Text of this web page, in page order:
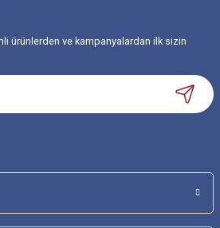
ürünlerden ve kampanyalardan ilk sizin